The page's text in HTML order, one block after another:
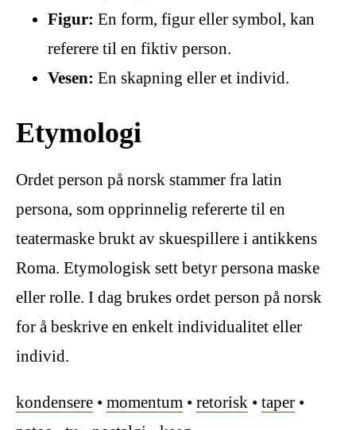
Figur: En form, figur eller symbol, kan
referere til en fiktiv person.
Vesen: En skapning eller et individ.
Etymologi
Ordet person på norsk stammer fra latin
persona, som opprinnelig refererte til en
teatermaske brukt av skuespillere i antikkens
Roma. Etymologisk sett betyr persona maske
eller rolle. I dag brukes ordet person på norsk
for å beskrive en enkelt individualitet eller
individ.
kondensere • momentum • retorisk • taper •